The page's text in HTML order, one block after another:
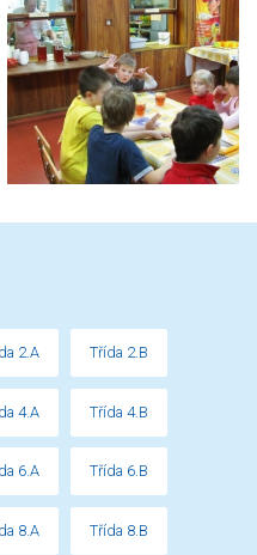
2.A Třída 2.B
4.A Třída 4.B
6.A Třída 6.B
8.A Třída 8.B